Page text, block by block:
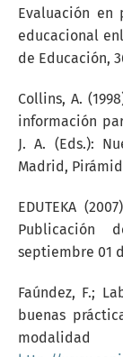
Evaluación en
educacional
de Educación,
Collins, A.
información
J. A. (Eds.):
Madrid,
EDUTEKA
Publicación
septiembre 01
Faúndez, F.;
buenas